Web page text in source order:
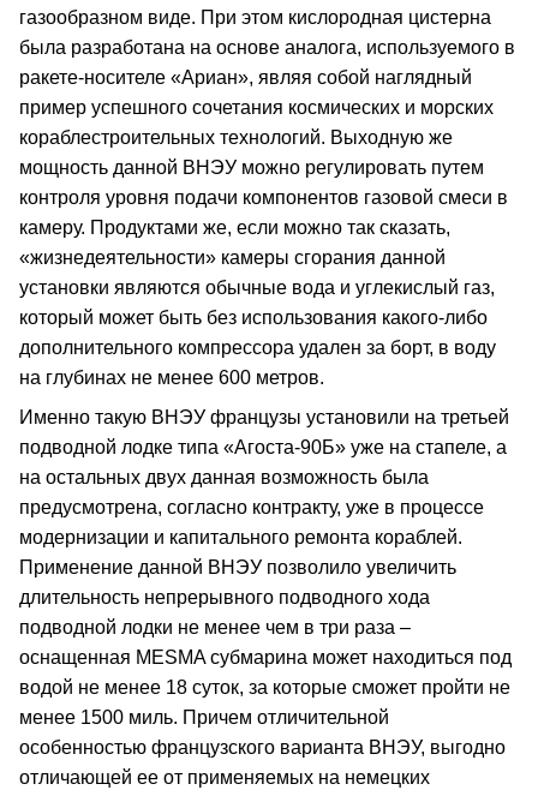
газообразном виде. При этом кислородная цистерна
была разработана на основе аналога, используемого в
ракете-носителе «Ариан», являя собой наглядный
пример успешного сочетания космических и морских
кораблестроительных технологий. Выходную же
мощность данной ВНЭУ можно регулировать путем
контроля уровня подачи компонентов газовой смеси в
камеру. Продуктами же, если можно так сказать,
«жизнедеятельности» камеры сгорания данной
установки являются обычные вода и углекислый газ,
который может быть без использования какого-либо
дополнительного компрессора удален за борт, в воду
на глубинах не менее 600 метров.
Именно такую ВНЭУ французы установили на третьей
подводной лодке типа «Агоста-90Б» уже на стапеле, а
на остальных двух данная возможность была
предусмотрена, согласно контракту, уже в процессе
модернизации и капитального ремонта кораблей.
Применение данной ВНЭУ позволило увеличить
длительность непрерывного подводного хода
подводной лодки не менее чем в три раза –
оснащенная MESMA субмарина может находиться под
водой не менее 18 суток, за которые сможет пройти не
менее 1500 миль. Причем отличительной
особенностью французского варианта ВНЭУ, выгодно
отличающей ее от применяемых на немецких